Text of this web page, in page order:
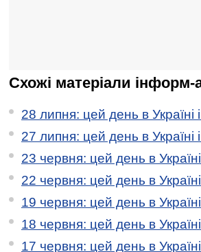
Схожі матеріали інформ-
28 липня: цей день в Україні і
27 липня: цей день в Україні і
23 червня: цей день в Україні
22 червня: цей день в Україні
19 червня: цей день в Україні
18 червня: цей день в Україні
17 червня: цей день в Україні